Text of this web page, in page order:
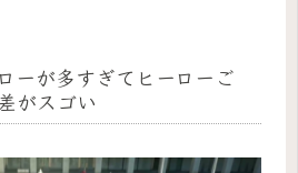
ーが多すぎてヒーローご
がスゴい